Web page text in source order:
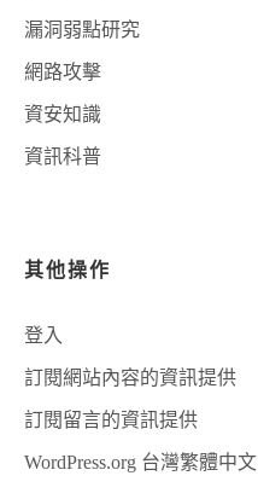
漏洞弱點研究
網路攻擊
資安知識
資訊科普
其他操作
登入
訂閱網站內容的資訊提供
訂閱留言的資訊提供
WordPress.org 台灣繁體中文